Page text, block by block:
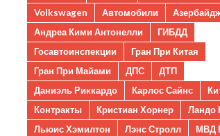
Volkswagen
Автомобили
Андреа Кими Антонелли
ГИБДД
Госавтоинспекции
Гран При Китая
Гран При Майами
ДПС
ДТП
Даниэль Риккардо
Карлос Сайнс
Контракты
Кристиан Хорнер
Ландо
Льюис Хэмилтон
Лэнс Стролл
МВД